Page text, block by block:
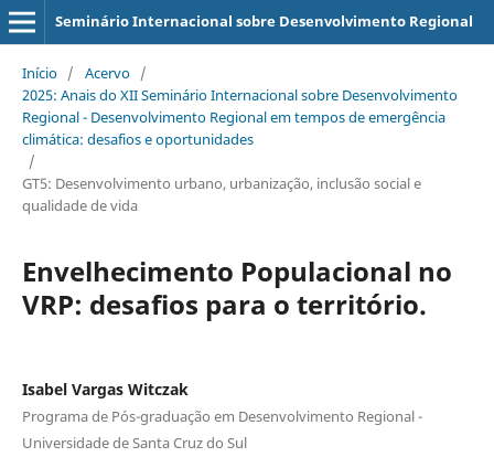
Seminário Internacional sobre Desenvolvimento Regional
Início / Acervo /
2025: Anais do XII Seminário Internacional sobre Desenvolvimento
Regional - Desenvolvimento Regional em tempos de emergência
climática: desafios e oportunidades
/
GT5: Desenvolvimento urbano, urbanização, inclusão social e
qualidade de vida
Envelhecimento Populacional no
VRP: desafios para o território.
Isabel Vargas Witczak
Programa de Pós-graduação em Desenvolvimento Regional -
Universidade de Santa Cruz do Sul